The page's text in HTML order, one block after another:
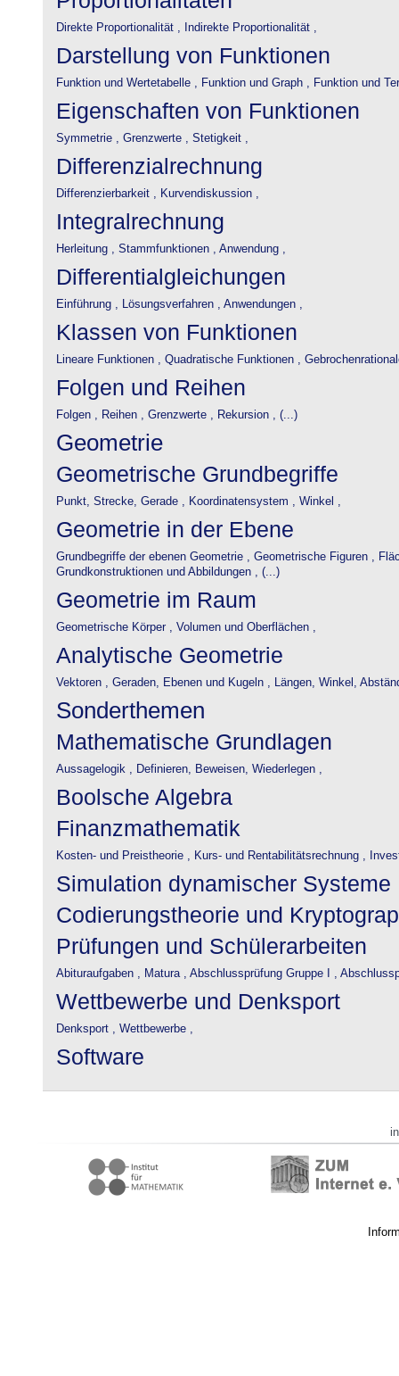
Direkte Proportionalität , Indirekte Proportionalität ,
Darstellung von Funktionen
Funktion und Wertetabelle , Funktion und Graph , Funktion und
Eigenschaften von Funktionen
Symmetrie , Grenzwerte , Stetigkeit ,
Differenzialrechnung
Differenzierbarkeit , Kurvendiskussion ,
Integralrechnung
Herleitung , Stammfunktionen , Anwendung ,
Differentialgleichungen
Einführung , Lösungsverfahren , Anwendungen ,
Klassen von Funktionen
Lineare Funktionen , Quadratische Funktionen ,
Folgen und Reihen
Folgen , Reihen , Grenzwerte , Rekursion , (...)
Geometrie
Geometrische Grundbegriffe
Punkt, Strecke, Gerade , Koordinatensystem , Winkel ,
Geometrie in der Ebene
Grundbegriffe der ebenen Geometrie , Geometrische Figuren ,
Grundkonstruktionen und Abbildungen , (...)
Geometrie im Raum
Geometrische Körper , Volumen und Oberflächen ,
Analytische Geometrie
Vektoren , Geraden, Ebenen und Kugeln , Längen, Winkel,
Sonderthemen
Mathematische Grundlagen
Aussagelogik , Definieren, Beweisen, Wiederlegen ,
Boolsche Algebra
Finanzmathematik
Kosten- und Preistheorie , Kurs- und Rentabilitätsrechnung ,
Simulation dynamischer Systeme
Codierungstheorie und
Prüfungen und Schülerarbeiten
Abituraufgaben , Matura , Abschlussprüfung Gruppe I ,
Wettbewerbe und Denksport
Denksport , Wettbewerbe ,
Software